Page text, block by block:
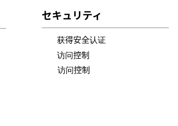
セキュリティ
获得安全认证
访问控制
访问控制